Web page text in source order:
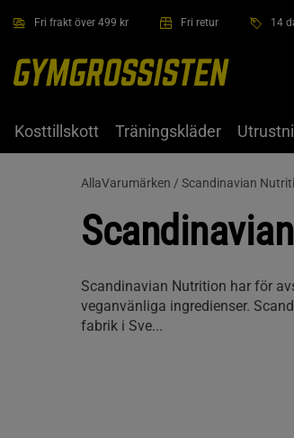
Fri frakt över 499 kr Fri retur 14
Kosttillskott Träningskläder
AllaVarumärken / Scandinavian
Scandinavian Nutrition har för
veganvänliga ingredienser.
fabrik i Sve...